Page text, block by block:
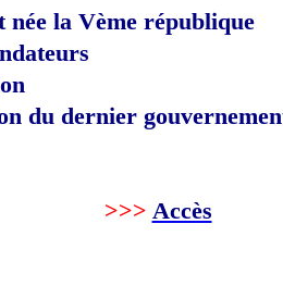
née la Vème république
du dernier
>>> Accès